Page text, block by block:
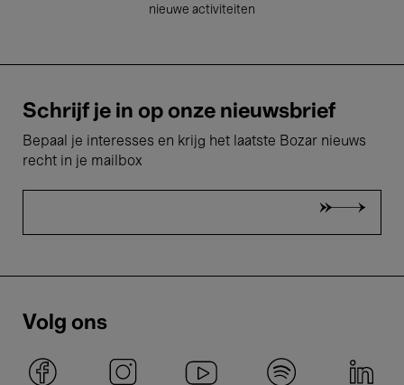
nieuwe activiteiten
Schrijf je in op onze nieuwsbrief
Bepaal je interesses en krijg het laatste Bozar nieuws
recht in je mailbox
Volg ons